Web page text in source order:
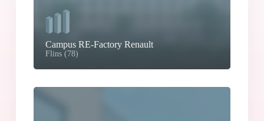
Campus RE-Factory Renault
Flins (78)